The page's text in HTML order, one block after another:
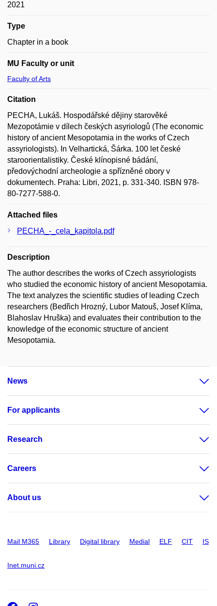
2021
Type
Chapter in a book
MU Faculty or unit
Faculty of Arts
Citation
PECHA, Lukáš. Hospodářské dějiny starověké
Mezopotámie v dílech českých asyriologů (The economic
history of ancient Mesopotamia in the works of Czech
assyriologists). In Velhartická, Šárka. 100 let české
staroorientalistiky. České klínopisné bádání,
předovýchodní archeologie a spřízněné obory v
dokumentech. Praha: Libri, 2021, p. 331-340. ISBN 978-
80-7277-588-0.
Attached files
PECHA_-_cela_kapitola.pdf
Description
The author describes the works of Czech assyriologists
who studied the economic history of ancient Mesopotamia.
The text analyzes the scientific studies of leading Czech
researchers (Bedřich Hrozný, Lubor Matouš, Josef Klíma,
Blahoslav Hruška) and evaluates their contribution to the
knowledge of the economic structure of ancient
Mesopotamia.
News
For applicants
Research
Careers
About us
Mail M365 Library Digital library Medial ELF CIT IS
Inet.muni.cz